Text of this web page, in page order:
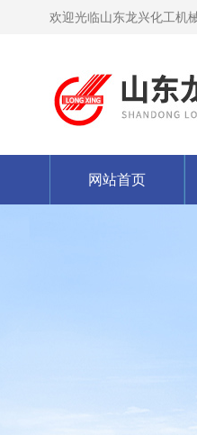
欢迎光临山东龙兴化工机
网站首页